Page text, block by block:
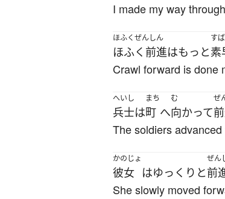
I made my way
ほふくぜんしん
ほふく前進はもっと
す
素
Crawl forward is done
へいし
兵士は
まち
町 へ
む
向かって
ぜ
The soldiers
かのじょ
彼女 はゆっくりと
ぜん
前
She slowly moved